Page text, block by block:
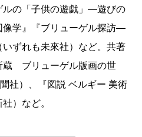
ルの「子供の遊戯」―遊びの
像学』『ブリューゲル探訪―
ずれも未來社）など。共著
蔵 ブリューゲル版画の世
社）、『図説 ベルギー 美術
）など。